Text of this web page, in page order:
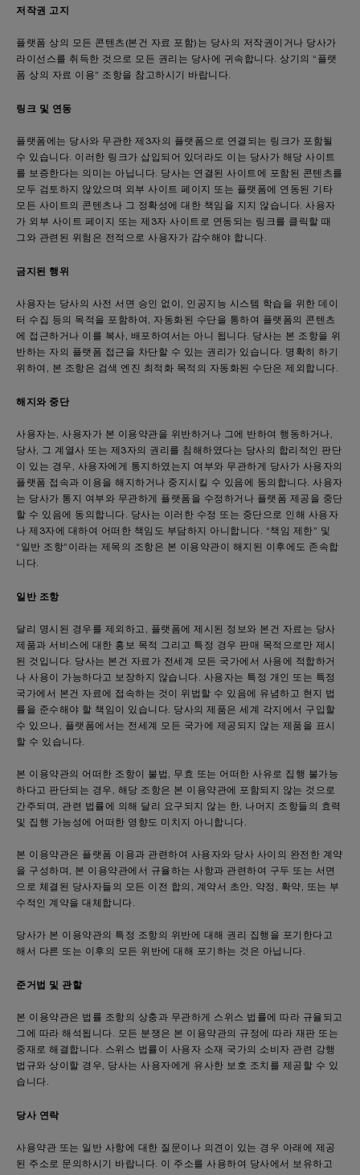
저작권 고지
플랫폼 상의 모든 콘텐츠(본건 자료 포함)는 당사의 저작권이거나 당사가
라이선스를 취득한 것으로 모든 권리는 당사에 귀속합니다. 상기의 “플랫
폼 상의 자료 이용” 조항을 참고하시기 바랍니다.
링크 및 연동
플랫폼에는 당사와 무관한 제3자의 플랫폼으로 연결되는 링크가 포함될
수 있습니다. 이러한 링크가 삽입되어 있더라도 이는 당사가 해당 사이트
를 보증한다는 의미는 아닙니다. 당사는 연결된 사이트에 포함된 콘텐츠를
모두 검토하지 않았으며 외부 사이트 페이지 또는 플랫폼에 연동된 기타
모든 사이트의 콘텐츠나 그 정확성에 대한 책임을 지지 않습니다. 사용자
가 외부 사이트 페이지 또는 제3자 사이트로 연동되는 링크를 클릭할 때
그와 관련된 위험은 전적으로 사용자가 감수해야 합니다.
금지된 행위
사용자는 당사의 사전 서면 승인 없이, 인공지능 시스템 학습을 위한 데이
터 수집 등의 목적을 포함하여, 자동화된 수단을 통하여 플랫폼의 콘텐츠
에 접근하거나 이를 복사, 배포하여서는 아니 됩니다. 당사는 본 조항을 위
반하는 자의 플랫폼 접근을 차단할 수 있는 권리가 있습니다. 명확히 하기
위하여, 본 조항은 검색 엔진 최적화 목적의 자동화된 수단은 제외합니다.
해지와 중단
사용자는, 사용자가 본 이용약관을 위반하거나 그에 반하여 행동하거나,
당사, 그 계열사 또는 제3자의 권리를 침해하였다는 당사의 합리적인 판단
이 있는 경우, 사용자에게 통지하였는지 여부와 무관하게 당사가 사용자의
플랫폼 접속과 이용을 해지하거나 중지시킬 수 있음에 동의합니다. 사용자
는 당사가 통지 여부와 무관하게 플랫폼을 수정하거나 플랫폼 제공을 중단
할 수 있음에 동의합니다. 당사는 이러한 수정 또는 중단으로 인해 사용자
나 제3자에 대하여 어떠한 책임도 부담하지 아니합니다. “책임 제한” 및
“일반 조항”이라는 제목의 조항은 본 이용약관이 해지된 이후에도 존속합
니다.
일반 조항
달리 명시된 경우를 제외하고, 플랫폼에 제시된 정보와 본건 자료는 당사
제품과 서비스에 대한 홍보 목적 그리고 특정 경우 판매 목적으로만 제시
된 것입니다. 당사는 본건 자료가 전세계 모든 국가에서 사용에 적합하거
나 사용이 가능하다고 보장하지 않습니다. 사용자는 특정 개인 또는 특정
국가에서 본건 자료에 접속하는 것이 위법할 수 있음에 유념하고 현지 법
률을 준수해야 할 책임이 있습니다. 당사의 제품은 세계 각지에서 구입할
수 있으나, 플랫폼에서는 전세계 모든 국가에 제공되지 않는 제품을 표시
할 수 있습니다.
본 이용약관의 어떠한 조항이 불법, 무효 또는 어떠한 사유로 집행 불가능
하다고 판단되는 경우, 해당 조항은 본 이용약관에 포함되지 않는 것으로
간주되며, 관련 법률에 의해 달리 요구되지 않는 한, 나머지 조항들의 효력
및 집행 가능성에 어떠한 영향도 미치지 아니합니다.
본 이용약관은 플랫폼 이용과 관련하여 사용자와 당사 사이의 완전한 계약
을 구성하며, 본 이용약관에서 규율하는 사항과 관련하여 구두 또는 서면
으로 체결된 당사자들의 모든 이전 합의, 계약서 초안, 약정, 확약, 또는 부
수적인 계약을 대체합니다.
당사가 본 이용약관의 특정 조항의 위반에 대해 권리 집행을 포기한다고
해서 다른 또는 이후의 모든 위반에 대해 포기하는 것은 아닙니다.
준거법 및 관할
본 이용약관은 법률 조항의 상충과 무관하게 스위스 법률에 따라 규율되고
그에 따라 해석됩니다. 모든 분쟁은 본 이용약관의 규정에 따라 재판 또는
중재로 해결합니다. 스위스 법률이 사용자 소재 국가의 소비자 관련 강행
법규와 상이할 경우, 당사는 사용자에게 유사한 보호 조치를 제공할 수 있
습니다.
당사 연락
사용약관 또는 일반 사항에 대한 질문이나 의견이 있는 경우 아래에 제공
된 주소로 문의하시기 바랍니다. 이 주소를 사용하여 당사에서 보유하고